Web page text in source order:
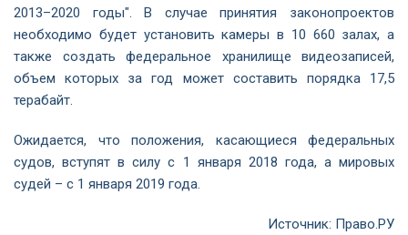
2013–2020 годы". В случае принятия законопроектов
необходимо будет установить камеры в 10 660 залах, а
также создать федеральное хранилище видеозаписей,
объем которых за год может составить порядка 17,5
терабайт.
Ожидается, что положения, касающиеся федеральных
судов, вступят в силу с 1 января 2018 года, а мировых
судей – с 1 января 2019 года.
Источник: Право.РУ